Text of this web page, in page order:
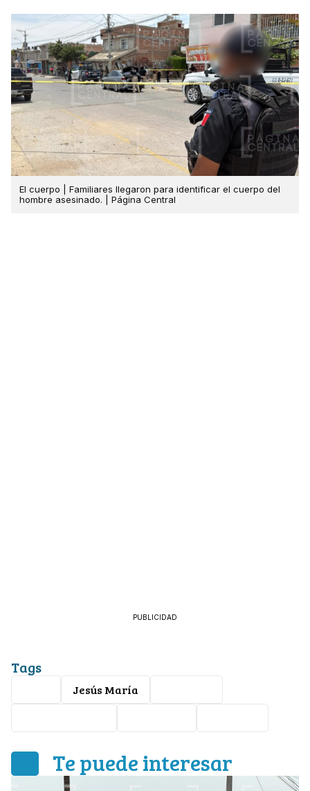
El cuerpo | Familiares llegaron para identificar el cuerpo del
hombre asesinado. | Página Central
PUBLICIDAD
Tags
Jesús María
Te puede interesar